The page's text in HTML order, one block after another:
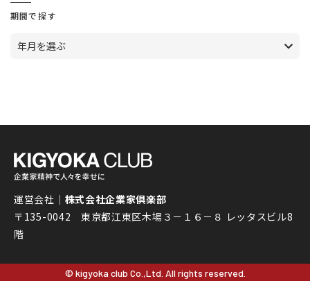
期間で探す
年月を選ぶ
運営会社｜ 株式会社企業家倶楽部
〒135-0042 東京都江東区木場３－１６－８ レッタスビル8
階
© kigyoka club Co.,Ltd. All rights reserved.